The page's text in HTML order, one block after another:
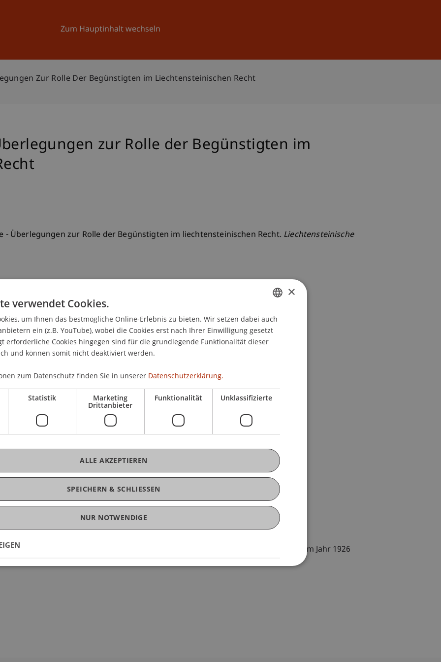
Zum Hauptinhalt wechseln
Universität Aktuelles
Zur Rolle Der Begünstigten im Liechtensteinischen Recht
zur Rolle der Begünstigten im
- Überlegungen zur Rolle der Begünstigten im liechtensteinischen Recht. Liechtensteinische
Stiftungs- und Trustrecht
des Stiftungs- und Trustrechts im Personen- und Gesellschaftsrecht (PGR) im Jahr 1926
zum Erfolg ...
GERMAN
ENGLISH
×
verwendet Cookies.
um Ihnen das bestmögliche Online-Erlebnis zu bieten. Wir setzen dabei auch
ein (z.B. YouTube), wobei die Cookies erst nach Ihrer Einwilligung gesetzt
erforderliche Cookies hingegen sind für die grundlegende Funktionalität dieser
und können somit nicht deaktiviert werden.
zum Datenschutz finden Sie in unserer Datenschutzerklärung.
Statistik Marketing
Drittanbieter
Funktionalität Unklassifizierte
SPEICHERN & SCHLIESSEN
ALLE AKZEPTIEREN
NUR NOTWENDIGE